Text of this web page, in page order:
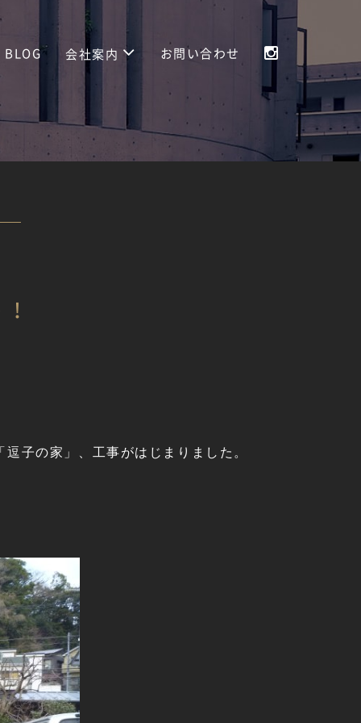
BLOG 会社案内 お問い合わせ
子の家」、工事がはじまりました。